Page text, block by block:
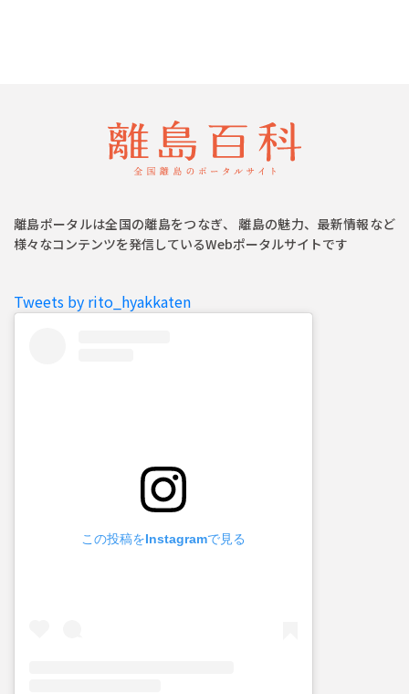
離島ポータルは全国の離島をつなぎ、 離島の魅力、最新情報など
様々なコンテンツを発信しているWebポータルサイトです
Tweets by rito_hyakkaten
この投稿をInstagramで見る